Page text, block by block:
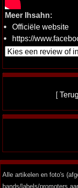
Meer Ihsahn:
Officiële website
https://
[
Alle artikelen en foto's
bands/labels/promoters